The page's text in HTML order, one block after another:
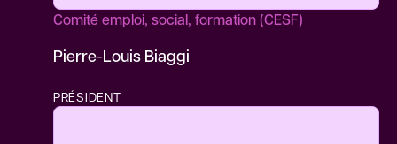
Comité emploi, social, formation (CESF)
Pierre-Louis Biaggi
PRÉSIDENT